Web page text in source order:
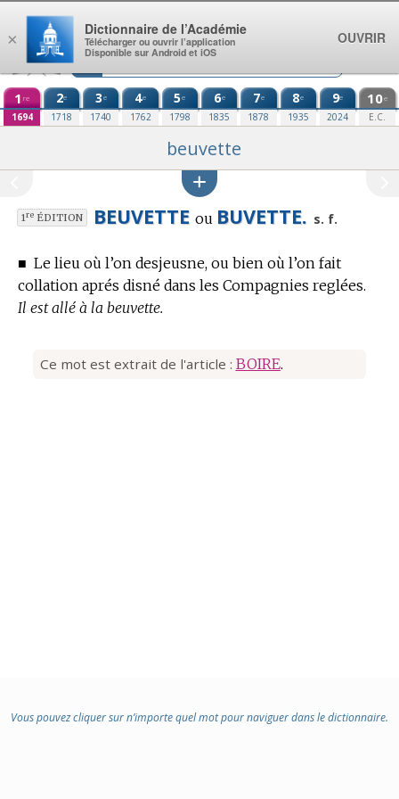
Aller au contenu
1 re
1694
2e
1718
3e
1740
4e
1762
5e
1798
6e
1835
7e
1878
8e
1935
9e
2024
10e
E.C.
beuvette
1reÉDITION BEUVETTE ou BUVETTE. s. f.
■ Le lieu où l’on desjeusne, ou bien où l’on fait
collation aprés disné dans les Compagnies reglées.
Il est allé à la beuvette.
Ce mot est extrait de l'article : BOIRE.
Vous pouvez cliquer sur n’importe quel mot pour naviguer dans le dictionnaire.
×
Dictionnaire de l’Académie
Télécharger ou ouvrir l’application
Disponible sur Android et iOS
OUVRIR